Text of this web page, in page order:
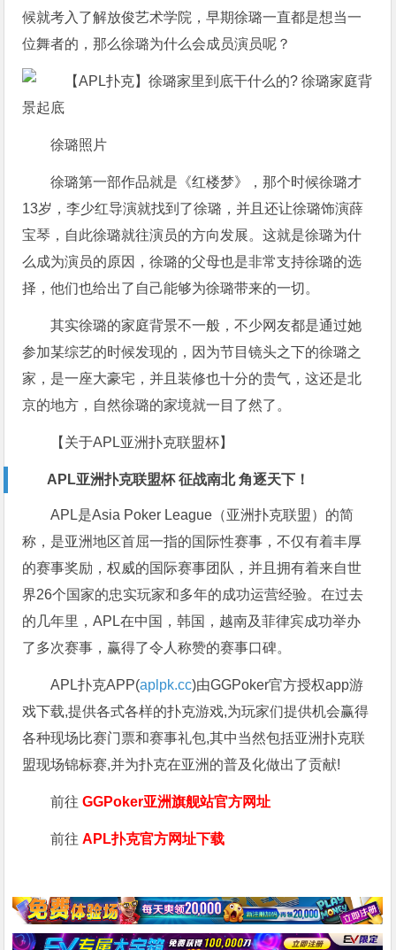
候就考入了解放俊艺术学院，早期徐璐一直都是想当一
位舞者的，那么徐璐为什么会成员演员呢？
徐璐照片
徐璐第一部作品就是《红楼梦》，那个时候徐璐才
13岁，李少红导演就找到了徐璐，并且还让徐璐饰演薛
宝琴，自此徐璐就往演员的方向发展。这就是徐璐为什
么成为演员的原因，徐璐的父母也是非常支持徐璐的选
择，他们也给出了自己能够为徐璐带来的一切。
其实徐璐的家庭背景不一般，不少网友都是通过她
参加某综艺的时候发现的，因为节目镜头之下的徐璐之
家，是一座大豪宅，并且装修也十分的贵气，这还是北
京的地方，自然徐璐的家境就一目了然了。
【关于APL亚洲扑克联盟杯】
APL亚洲扑克联盟杯 征战南北 角逐天下！
APL是Asia Poker League（亚洲扑克联盟）的简
称，是亚洲地区首屈一指的国际性赛事，不仅有着丰厚
的赛事奖励，权威的国际赛事团队，并且拥有着来自世
界26个国家的忠实玩家和多年的成功运营经验。在过去
的几年里，APL在中国，韩国，越南及菲律宾成功举办
了多次赛事，赢得了令人称赞的赛事口碑。
APL扑克APP(aplpk.cc)由GGPoker官方授权app游
戏下载,提供各式各样的扑克游戏,为玩家们提供机会赢得
各种现场比赛门票和赛事礼包,其中当然包括亚洲扑克联
盟现场锦标赛,并为扑克在亚洲的普及化做出了贡献!
前往GGPoker亚洲旗舰站官方网址
前往APL扑克官方网址下载